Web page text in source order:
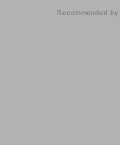
Recommended by